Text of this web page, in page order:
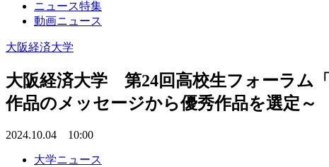
ニュース特集
動画ニュース
大阪経済大学
大阪経済大学 第24回高校生フォーラム
作品のメッセージから優秀作品を選定～
2024.10.04 10:00
大学ニュース